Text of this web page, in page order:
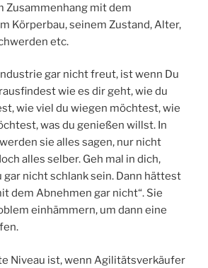
Zusammenhang mit dem
Körperbau, seinem Zustand, Alter,
etc.
gar nicht freut, ist wenn Du
wie es dir geht, wie du
wie viel du wiegen möchtest, wie
was du genießen willst. In
sie alles sagen, nur nicht
alles selber. Geh mal in dich,
nicht schlank sein. Dann hättest
dem Abnehmen gar nicht“. Sie
einhämmern, um dann eine
Niveau ist, wenn Agilitätsverkäufer